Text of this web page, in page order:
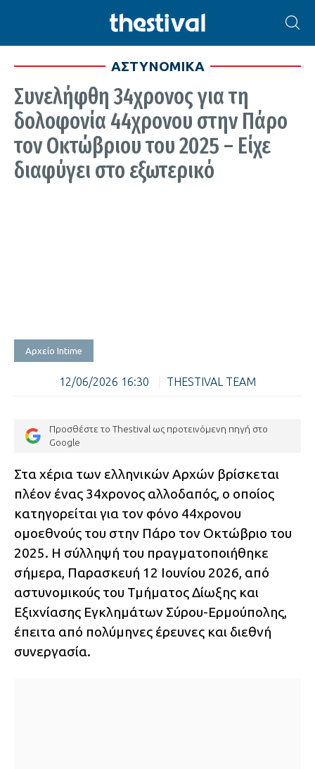
ΑΣΤΥΝΟΜΙΚΑ
Συνελήφθη 34χρονος για τη
δολοφονία 44χρονου στην Πάρο
τον Οκτώβριου του 2025 – Είχε
διαφύγει στο εξωτερικό
Αρχείο Intime
12/06/2026 16:30 THESTIVAL TEAM
Προσθέστε το Thestival ως προτεινόμενη πηγή στο
Google
Στα χέρια των ελληνικών Αρχών βρίσκεται
πλέον ένας 34χρονος αλλοδαπός, ο οποίος
κατηγορείται για τον φόνο 44χρονου
ομοεθνούς του στην Πάρο τον Οκτώβριο του
2025. Η σύλληψή του πραγματοποιήθηκε
σήμερα, Παρασκευή 12 Ιουνίου 2026, από
αστυνομικούς του Τμήματος Δίωξης και
Εξιχνίασης Εγκλημάτων Σύρου-Ερμούπολης,
έπειτα από πολύμηνες έρευνες και διεθνή
συνεργασία.